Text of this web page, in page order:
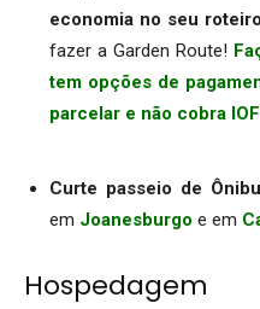
economia no seu
fazer a Garden Route!
tem opções de
parcelar e não cobra
Curte passeio de
em Joanesburgo e em
Hospedagem